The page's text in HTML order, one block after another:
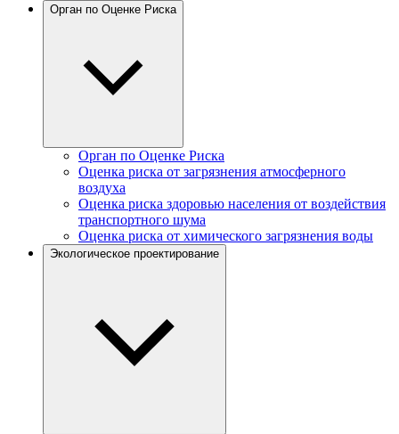
Орган по Оценке Риска
Орган по Оценке Риска
Оценка риска от загрязнения атмосферного
воздуха
Оценка риска здоровью населения от воздействия
транспортного шума
Оценка риска от химического загрязнения воды
Экологическое проектирование